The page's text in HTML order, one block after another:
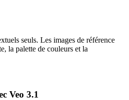
seuls. Les images de référence
la palette de couleurs et la
Veo 3.1